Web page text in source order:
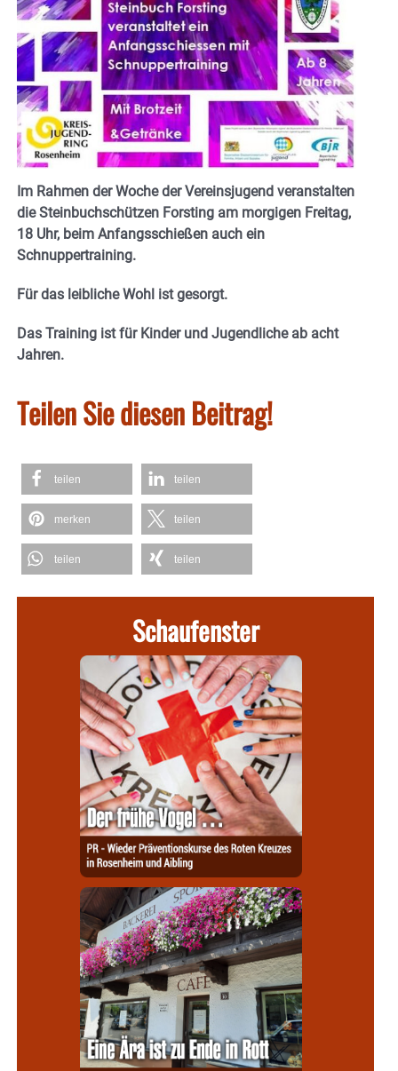
Im Rahmen der Woche der Vereinsjugend veranstalten
die Steinbuchschützen Forsting am morgigen Freitag,
18 Uhr, beim Anfangsschießen auch ein
Schnuppertraining.
Für das leibliche Wohl ist gesorgt.
Das Training ist für Kinder und Jugendliche ab acht
Jahren.
Teilen Sie diesen Beitrag!
teilen teilen
merken teilen
teilen teilen
Schaufenster